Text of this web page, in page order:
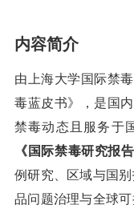
内容简介
由上海大学国际禁
毒蓝皮书》，是国
禁毒动态且服务于
《国际禁毒研究报
例研究、区域与国
品问题治理与全球